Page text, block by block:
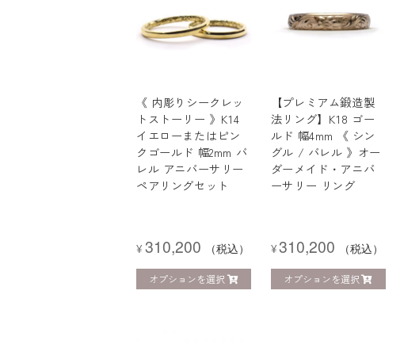
《 内彫りシークレッ
トストーリー 》K14
イエローまたはピン
クゴールド 幅2mm バ
レル アニバーサリー
ペアリングセット
¥ 310,200 （税込）
オプションを選択
【プレミアム鍛造製
法リング】K18 ゴー
ルド 幅4mm 《 シン
グル / バレル 》オー
ダーメイド・アニバ
ーサリー リング
¥310,200 （税込）
オプションを選択